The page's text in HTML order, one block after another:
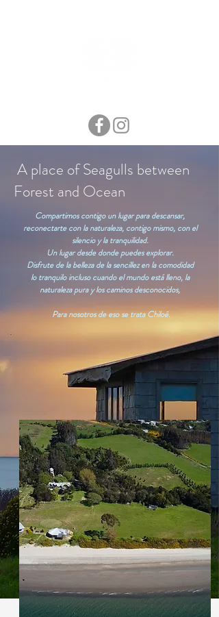
A place of Seagulls between
Forest and Ocean
Compartimos contigo un lugar para descansar,
reconectarte con la naturaleza, contigo mismo, con el
silencio y la tranquilidad.
Un lugar desde donde puedes explorar.
Disfrute de la belleza de la sencillez en la comodidad
lo tranquilo incluso cuando el mundo está lleno, la
naturaleza pura y los caminos desconocidos,
Para nosotros de eso se trata Chiloé.